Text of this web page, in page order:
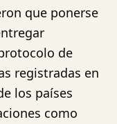
que ponerse
de
registradas en
los países
como